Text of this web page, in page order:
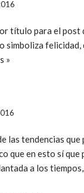
título para el post
simboliza
»
las tendencias
que en esto sí que
a los